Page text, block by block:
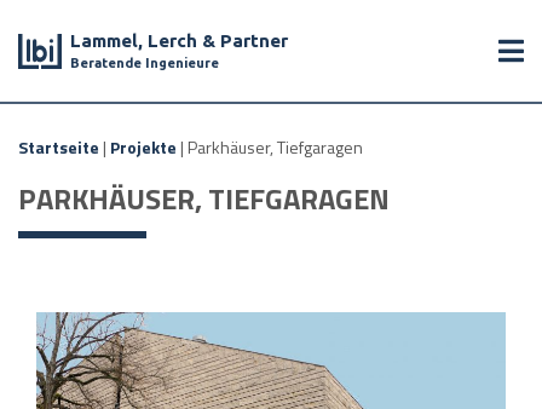
Lammel, Lerch & Partner
Beratende Ingenieure
Startseite | Projekte | Parkhäuser, Tiefgaragen
PARKHÄUSER, TIEFGARAGEN